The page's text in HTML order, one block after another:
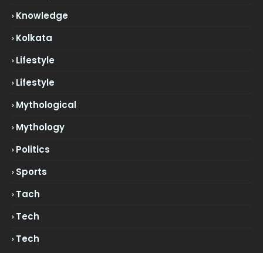
Knowledge
Kolkata
Lifestyle
Lifestyle
Mythological
Mythology
Politics
Sports
Tach
Tech
Tech